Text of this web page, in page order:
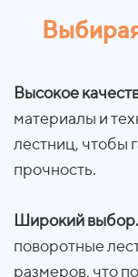
Высокое
материалы и
лестниц, чтобы
прочность.
Широкий выбор.
поворотные
размеров, что